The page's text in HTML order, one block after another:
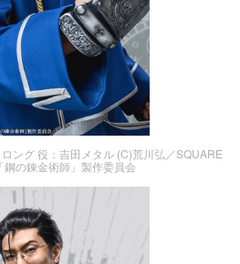
ング 役：吉田メタル (C)荒川弘／SQUARE
鋼の錬金術師」製作委員会